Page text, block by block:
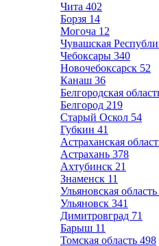
Чита 402
Борзя 14
Могоча 12
Чувашская
Чебоксары 340
Новочебоксарск 52
Канаш 36
Белгородская
Белгород 219
Старый Оскол 54
Губкин 41
Астраханская
Астрахань 378
Ахтубинск 21
Знаменск 11
Ульяновская область
Ульяновск 341
Димитровград 71
Барыш 11
Томская область 498